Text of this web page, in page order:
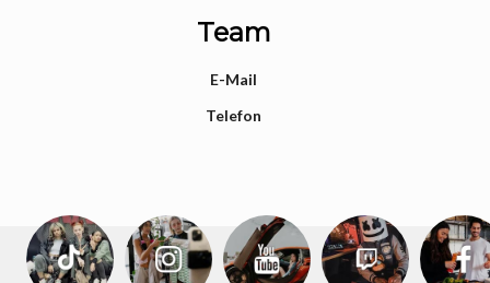
Team
E-Mail
Telefon